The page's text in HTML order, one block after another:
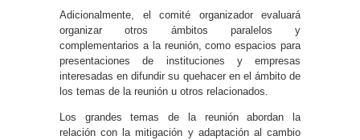
Adicionalmente, el comité organizador evaluará
organizar otros ámbitos paralelos y
complementarios a la reunión, como espacios para
presentaciones de instituciones y empresas
interesadas en difundir su quehacer en el ámbito de
los temas de la reunión u otros relacionados.
Los grandes temas de la reunión abordan la
relación con la mitigación y adaptación al cambio